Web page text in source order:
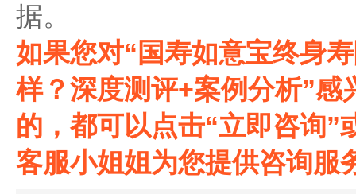
据。
如果您对“国寿如意宝终身
样？深度测评+案例分析‌‌”
的，都可以点击“立即咨询”
客服小姐姐为您提供咨询服